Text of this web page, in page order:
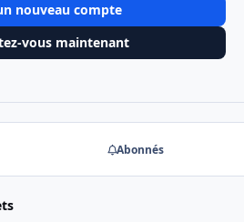
nouveau compte
vous maintenant
Abonnés